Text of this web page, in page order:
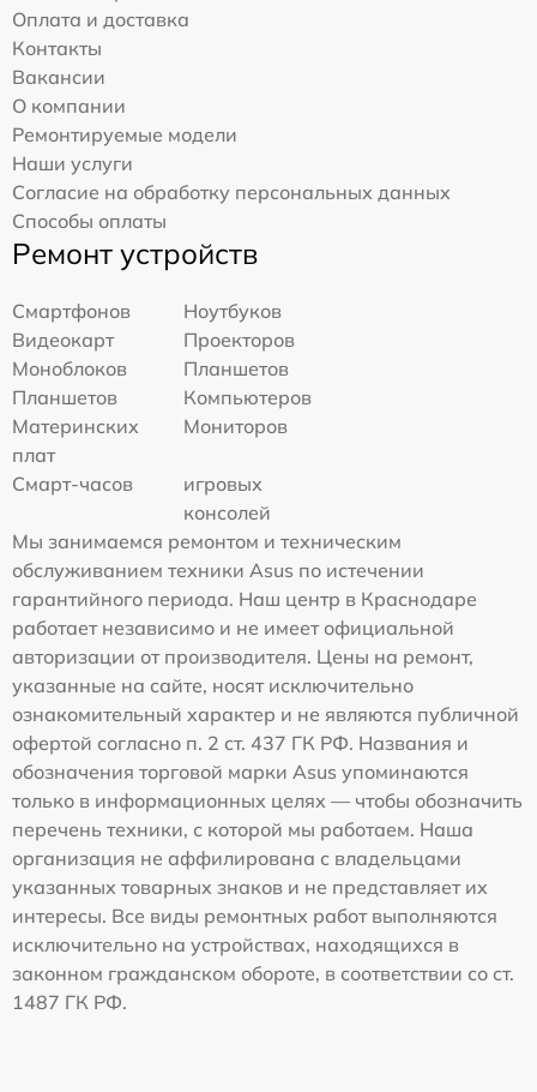
Оплата и доставка
Контакты
Вакансии
О компании
Ремонтируемые модели
Наши услуги
Согласие на обработку персональных данных
Способы оплаты
Ремонт устройств
Смартфонов
Ноутбуков
Видеокарт
Проекторов
Моноблоков
Планшетов
Планшетов
Компьютеров
Материнских
плат
Мониторов
Смарт-часов
игровых
консолей
Мы занимаемся ремонтом и техническим
обслуживанием техники Asus по истечении
гарантийного периода. Наш центр в Краснодаре
работает независимо и не имеет официальной
авторизации от производителя. Цены на ремонт,
указанные на сайте, носят исключительно
ознакомительный характер и не являются публичной
офертой согласно п. 2 ст. 437 ГК РФ. Названия и
обозначения торговой марки Asus упоминаются
только в информационных целях — чтобы обозначить
перечень техники, с которой мы работаем. Наша
организация не аффилирована с владельцами
указанных товарных знаков и не представляет их
интересы. Все виды ремонтных работ выполняются
исключительно на устройствах, находящихся в
законном гражданском обороте, в соответствии со ст.
1487 ГК РФ.